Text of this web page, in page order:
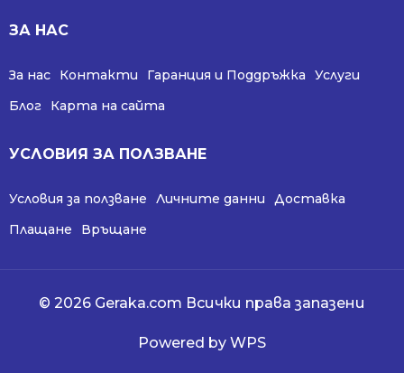
ЗА НАС
За нас Контакти Гаранция и Поддръжка
Услуги
Блог
Карта на сайта
УСЛОВИЯ ЗА ПОЛЗВАНЕ
Условия за ползване Личните данни
Доставка
Плащане
Връщане
© 2026 Geraka.com Всички права запазени
Powered by WPS